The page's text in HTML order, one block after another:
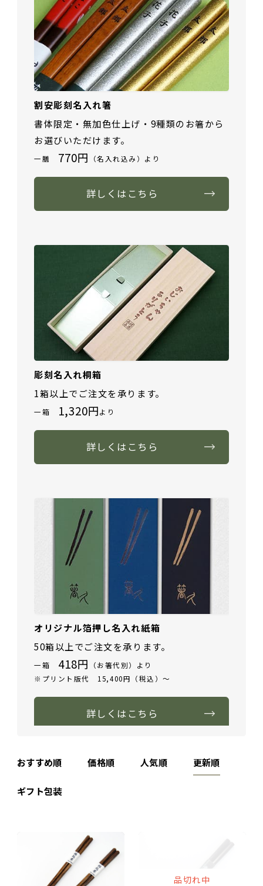
割安彫刻名入れ箸
書体限定・無加色仕上げ・9種類のお箸から
お選びいただけます。
一膳 770円 （名入れ込み）より
詳しくはこちら
彫刻名入れ桐箱
1箱以上でご注文を承ります。
一箱 1,320円より
詳しくはこちら
オリジナル箔押し名入れ紙箱
50箱以上でご注文を承ります。
一箱 418円
（お箸代別）より
※プリント版代 15,400円（税込）～
詳しくはこちら
おすすめ順 価格順 人気順 更新順
ギフト包装
品切れ中